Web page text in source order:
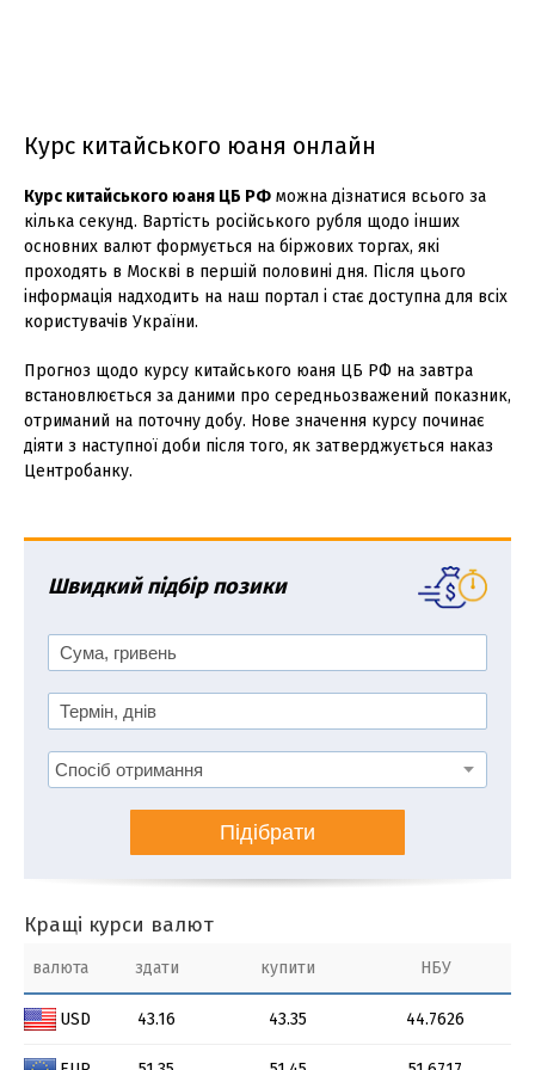
Курс китайського юаня онлайн
Курс китайського юаня ЦБ РФ можна дізнатися всього за
кілька секунд. Вартість російського рубля щодо інших
основних валют формується на біржових торгах, які
проходять в Москві в першій половині дня. Після цього
інформація надходить на наш портал і стає доступна для всіх
користувачів України.
Прогноз щодо курсу китайського юаня ЦБ РФ на завтра
встановлюється за даними про середньозважений показник,
отриманий на поточну добу. Нове значення курсу починає
діяти з наступної доби після того, як затверджується наказ
Центробанку.
Швидкий підбір позики
Підібрати
Кращі курси валют
валюта здати купити НБУ
USD 43.16 43.35 44.7626